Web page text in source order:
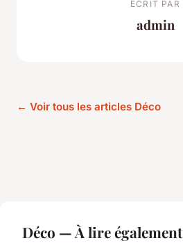
ECRIT PAR
admin
← Voir tous les articles Déco
Déco — À lire également